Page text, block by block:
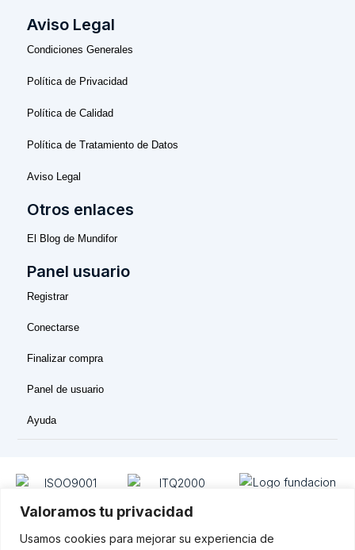
Valoramos tu privacidad
Usamos cookies para mejorar su experiencia de
Aviso Legal
Condiciones Generales
Política de Privacidad
Política de Calidad
Política de Tratamiento de Datos
Aviso Legal
Otros enlaces
El Blog de Mundifor
Panel usuario
Registrar
Conectarse
Finalizar compra
Panel de usuario
Ayuda